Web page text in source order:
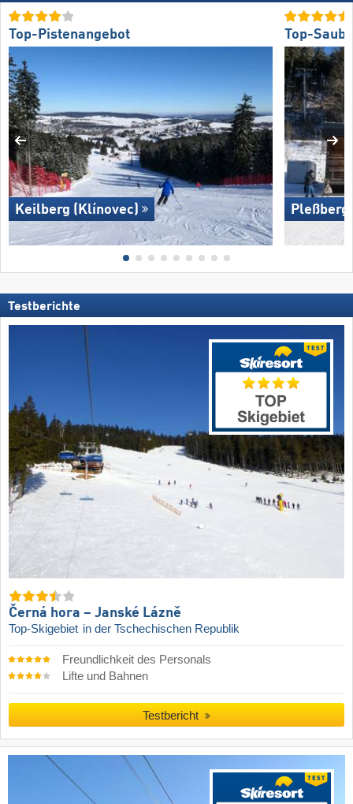
Top-Pistenangebot
Keilberg (Klínovec)
Top-
Testberichte
Černá hora – Janské Lázně
Top-Skigebiet in der Tschechischen Republik
Freundlichkeit des Personals
Lifte und Bahnen
Testbericht